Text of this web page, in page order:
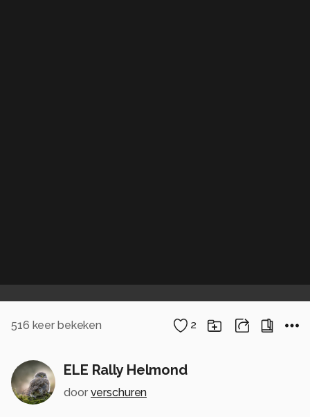
516 keer bekeken 2
ELE Rally Helmond
door verschuren